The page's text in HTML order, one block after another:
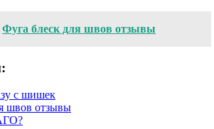
Фуга блеск для швов отзывы
с шишек
швов отзывы